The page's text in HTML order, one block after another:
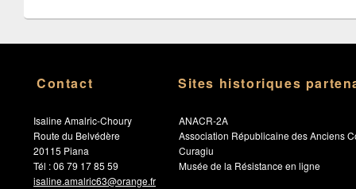
Contact
Isaline Amalric-Choury
Route du Belvédère
20115 Piana
Tél : 06 79 17 85 59
isaline.amalric63@orange.fr
Sites historiques
ANACR-2A
Association Républicaine des Anciens
Curagiu
Musée de la Résistance en ligne